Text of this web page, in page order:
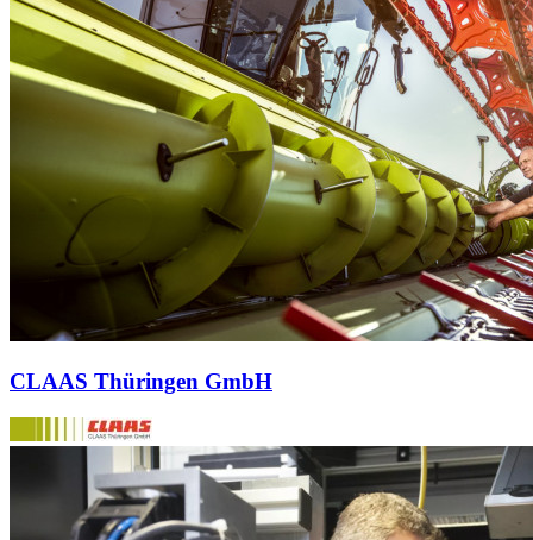
CLAAS Thüringen GmbH